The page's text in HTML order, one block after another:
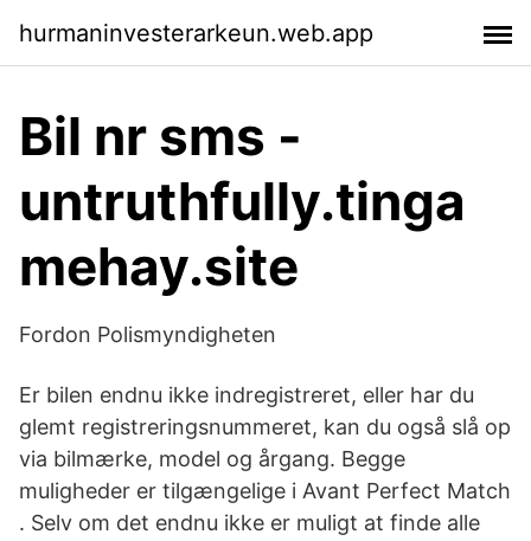
hurmaninvesterarkeun.web.app
Bil nr sms -
untruthfully.tinga
mehay.site
Fordon Polismyndigheten
Er bilen endnu ikke indregistreret, eller har du
glemt registreringsnummeret, kan du også slå op
via bilmærke, model og årgang. Begge
muligheder er tilgængelige i Avant Perfect Match
. Selv om det endnu ikke er muligt at finde alle